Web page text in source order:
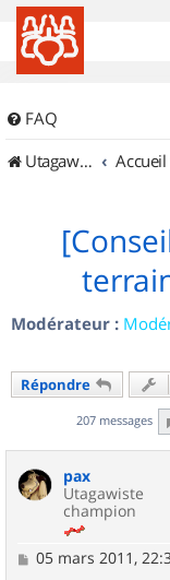
FAQ
UtagawaVTT (Randos VTT et VTTAE avec traces GPS)
Modérateur :
Répondre
207 messages
pax
Utagawiste
champion
M
05 mars 2011,